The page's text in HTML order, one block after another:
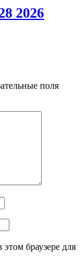
2026
поля
браузере для